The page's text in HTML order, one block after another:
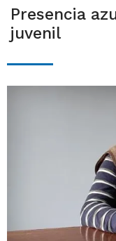
Presencia
juvenil